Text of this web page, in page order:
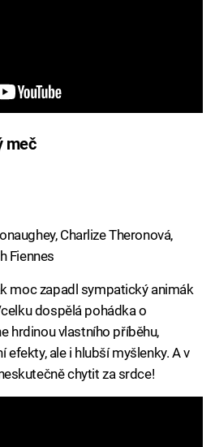
meč
Charlize Theronová,
Fiennes
moc zapadl sympatický animák
dospělá pohádka o
hrdinou vlastního příběhu,
efekty, ale i hlubší myšlenky. A v
chytit za srdce!